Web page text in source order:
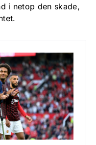
i netop den skade,